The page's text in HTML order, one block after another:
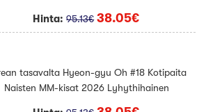
Hinta:95.13€ 38.05€
tasavalta Hyeon-gyu Oh #18 Kotipaita
Naisten MM-kisat 2026 Lyhythihainen